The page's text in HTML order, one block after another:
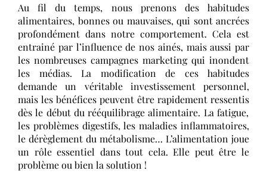
Au fil du temps, nous prenons des habitudes
alimentaires, bonnes ou mauvaises, qui sont ancrées
profondément dans notre comportement. Cela est
entrainé par l’influence de nos ainés, mais aussi par
les nombreuses campagnes marketing qui inondent
les médias. La modification de ces habitudes
demande un véritable investissement personnel,
mais les bénéfices peuvent être rapidement ressentis
dès le début du rééquilibrage alimentaire. La fatigue,
les problèmes digestifs, les maladies inflammatoires,
le dérèglement du métabolisme… L’alimentation joue
un rôle essentiel dans tout cela. Elle peut être le
problème ou bien la solution !